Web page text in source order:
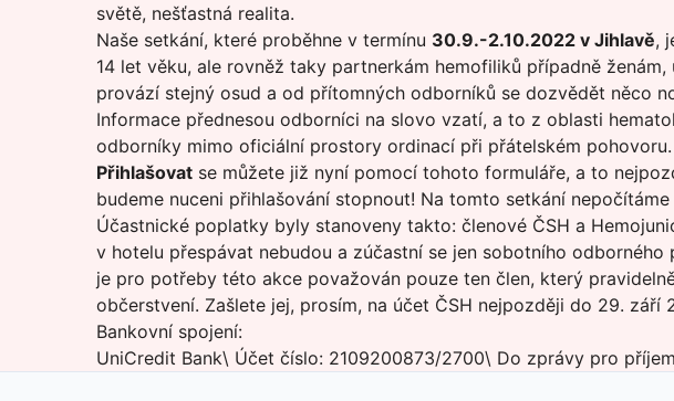
světě, nešťastná realita.
Naše setkání, které proběhne v termínu 30.9.-2.10.2022 v Jihlavě,
14 let věku, ale rovněž taky partnerkám hemofiliků případně
provází stejný osud a od přítomných odborníků se dozvědět něco
Informace přednesou odborníci na slovo vzatí, a to z oblasti
odborníky mimo oficiální prostory ordinací při přátelském pohovoru.
Přihlašovat se můžete již nyní pomocí tohoto formuláře, a to
budeme nuceni přihlašování stopnout! Na tomto setkání
Účastnické poplatky byly stanoveny takto: členové ČSH a
v hotelu přespávat nebudou a zúčastní se jen sobotního
je pro potřeby této akce považován pouze ten člen, který
občerstvení. Zašlete jej, prosím, na účet ČSH nejpozději do 29.
Bankovní spojení:
UniCredit Bank\ Účet číslo: 2109200873/2700\ Do zprávy pro